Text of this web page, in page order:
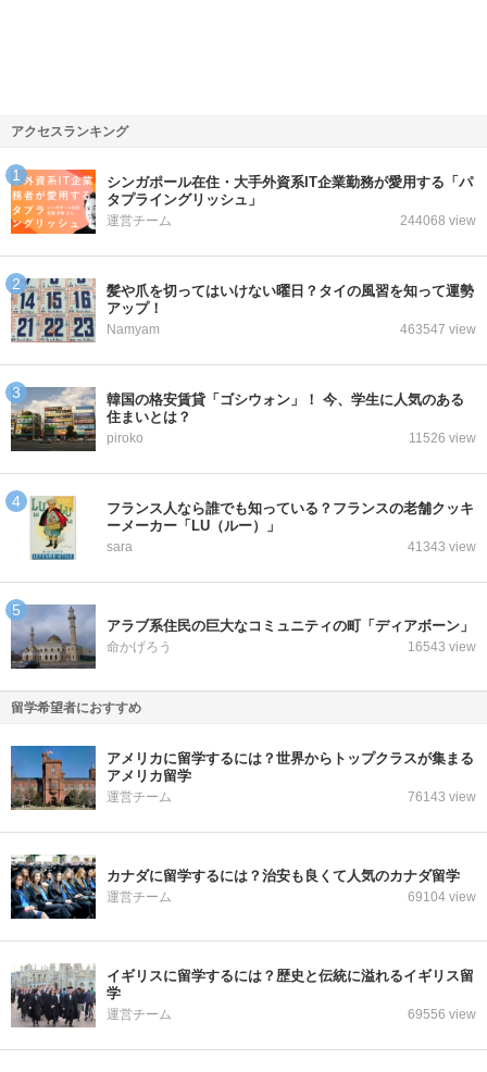
アクセスランキング
シンガポール在住・大手外資系IT企業勤務が愛用する「パ
タプライングリッシュ」
運営チーム 244068 view
髪や爪を切ってはいけない曜日？タイの風習を知って運勢
アップ！
Namyam 463547 view
韓国の格安賃貸「ゴシウォン」！ 今、学生に人気のある
住まいとは？
piroko 11526 view
フランス人なら誰でも知っている？フランスの老舗クッキ
ーメーカー「LU（ルー）」
sara 41343 view
アラブ系住民の巨大なコミュニティの町「ディアボーン」
命かげろう 16543 view
留学希望者におすすめ
アメリカに留学するには？世界からトップクラスが集まる
アメリカ留学
運営チーム 76143 view
カナダに留学するには？治安も良くて人気のカナダ留学
運営チーム 69104 view
イギリスに留学するには？歴史と伝統に溢れるイギリス留
学
運営チーム 69556 view